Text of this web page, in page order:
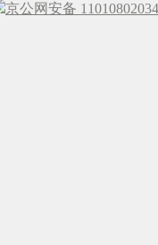
京公网安备